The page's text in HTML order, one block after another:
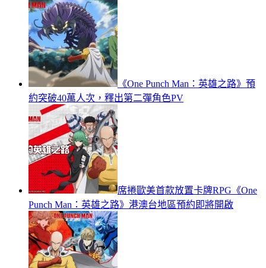
《One Punch Man：英雄之路》預
約突破40萬人次，釋出第二彈角色PV
席捲歐美首款放置卡牌RPG《One
Punch Man：英雄之路》港澳台地區預約即將開啟